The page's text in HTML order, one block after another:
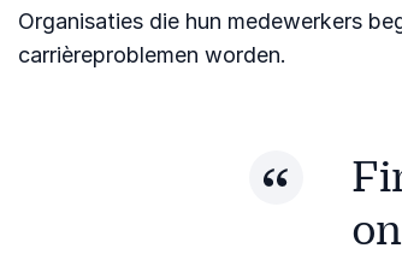
Organisaties die hun medewerkers
carrièreproblemen worden.